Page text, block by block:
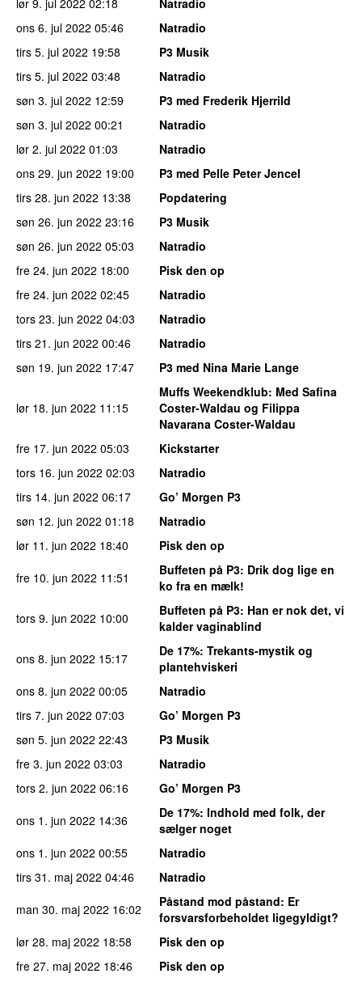
ons 6. jul 2022 05:46
Natradio
tirs 5. jul 2022 19:58
P3 Musik
tirs 5. jul 2022 03:48
Natradio
søn 3. jul 2022 12:59
P3 med Frederik Hjerrild
søn 3. jul 2022 00:21
Natradio
lør 2. jul 2022 01:03
Natradio
ons 29. jun 2022 19:00
P3 med Pelle Peter Jencel
tirs 28. jun 2022 13:38
Popdatering
søn 26. jun 2022 23:16
P3 Musik
søn 26. jun 2022 05:03
Natradio
fre 24. jun 2022 18:00
Pisk den op
fre 24. jun 2022 02:45
Natradio
tors 23. jun 2022 04:03
Natradio
tirs 21. jun 2022 00:46
Natradio
søn 19. jun 2022 17:47 P3 med Nina Marie Lange
lør 18. jun 2022 11:15
Muffs Weekendklub: Med Safina
Coster-Waldau og Filippa
Navarana Coster-Waldau
fre 17. jun 2022 05:03
Kickstarter
tors 16. jun 2022 02:03
Natradio
tirs 14. jun 2022 06:17
Go’ Morgen P3
søn 12. jun 2022 01:18
Natradio
lør 11. jun 2022 18:40
Pisk den op
fre 10. jun 2022 11:51 Buffeten på P3: Drik dog lige en
ko fra en mælk!
tors 9. jun 2022 10:00 Buffeten på P3: Han er nok det, vi
kalder vaginablind
ons 8. jun 2022 15:17 De 17%: Trekants-mystik og
plantehviskeri
ons 8. jun 2022 00:05
Natradio
tirs 7. jun 2022 07:03
Go’ Morgen P3
søn 5. jun 2022 22:43
P3 Musik
fre 3. jun 2022 03:03
Natradio
tors 2. jun 2022 06:16
Go’ Morgen P3
ons 1. jun 2022 14:36 De 17%: Indhold med folk, der
sælger noget
ons 1. jun 2022 00:55
Natradio
tirs 31. maj 2022 04:46
Natradio
man 30. maj 2022 16:02 Påstand mod påstand: Er
forsvarsforbeholdet ligegyldigt?
lør 28. maj 2022 18:58
Pisk den op
fre 27. maj 2022 18:46
Pisk den op